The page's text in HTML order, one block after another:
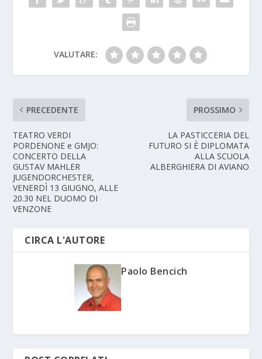
VALUTARE:
PRECEDENTE
TEATRO VERDI
PORDENONE e GMJO:
CONCERTO DELLA
GUSTAV MAHLER
JUGENDORCHESTER,
VENERDÌ 13 GIUGNO, ALLE
20.30 NEL DUOMO DI
VENZONE
PROSSIMO
LA PASTICCERIA DEL
FUTURO SI È DIPLOMATA
ALLA SCUOLA
ALBERGHIERA DI AVIANO
CIRCA L'AUTORE
Paolo Bencich